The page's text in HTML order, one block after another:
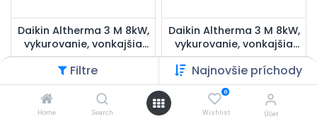
Filtre Najnovšie príchody
Home Search
0
Wishlist Účet
Daikin Altherma 3 M 8kW,
vykurovanie, vonkajšia
jednotka monoblok
Prihlásenie|Registrácia
pre zobrazenie ceny
Daikin Altherma 3 M 8kW,
vykurovanie, vonkajšia
jednotka monoblok
Prihlásenie|Registrácia
pre zobrazenie ceny
Hydro split Hydro split